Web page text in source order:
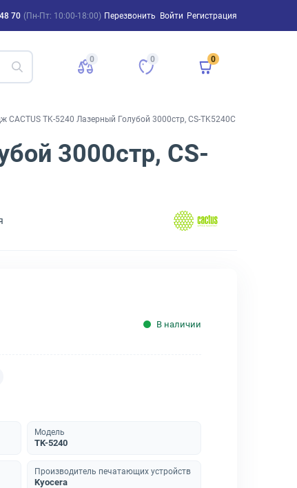
70 (Пн-Пт: 10:00-18:00) Перезвонить Войти Регистрация
0 0 0
CACTUS TK-5240 Лазерный Голубой 3000стр, CS-TK5240C
3000стр, CS-
В наличии
Модель
TK-5240
Производитель печатающих устройств
Kyocera